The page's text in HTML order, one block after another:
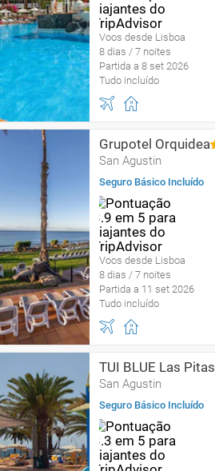
Voos desde Lisboa
8 dias / 7 noites
Partida a 8 set 2026
Tudo incluído
Grupotel Orquidea
San Agustin
Seguro Básico Incluído
Voos desde Lisboa
8 dias / 7 noites
Partida a 11 set 2026
Tudo incluído
TUI BLUE Las Pitas
San Agustin
Seguro Básico Incluído